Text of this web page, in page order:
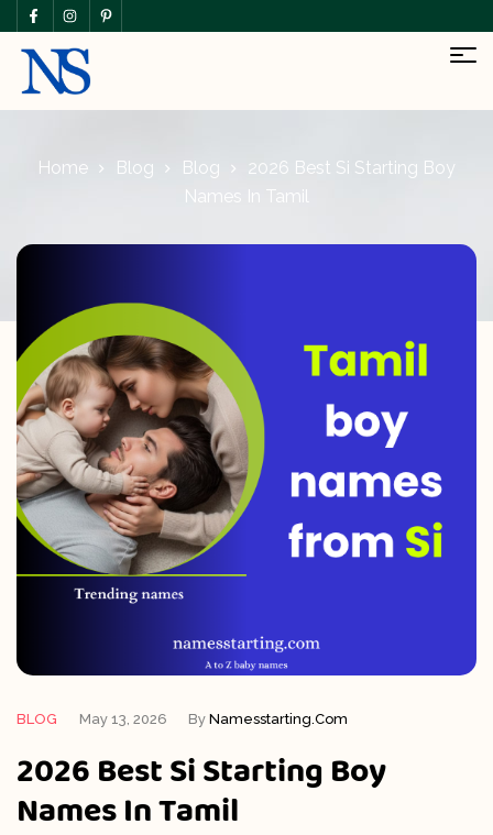
Home Blog Blog
2026 Best Si Starting Boy
Names In Tamil
May 13, 2026
BLOG By Namesstarting.com
2026 Best Si Starting Boy
Names In Tamil